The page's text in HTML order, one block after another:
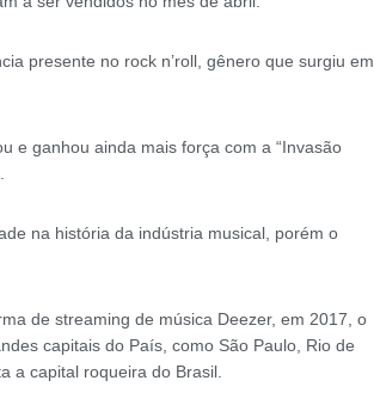
presente no rock n’roll, gênero que surgiu em
e ganhou ainda mais força com a “Invasão
na história da indústria musical, porém o
de streaming de música Deezer, em 2017, o
capitais do País, como São Paulo, Rio de
a capital roqueira do Brasil.